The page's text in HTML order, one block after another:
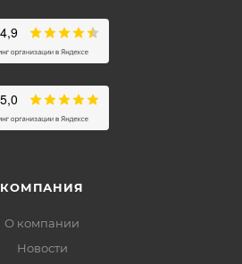
КОМПАНИЯ
О компании
Новости